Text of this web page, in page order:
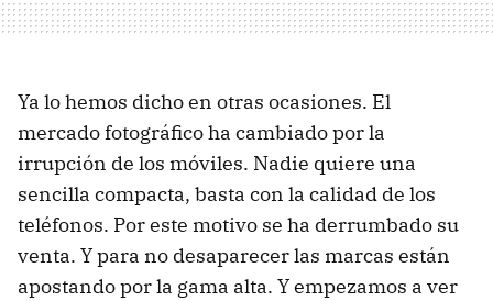
Ya lo hemos dicho en otras ocasiones. El
mercado fotográfico ha cambiado por la
irrupción de los móviles. Nadie quiere una
sencilla compacta, basta con la calidad de los
teléfonos. Por este motivo se ha derrumbado su
venta. Y para no desaparecer las marcas están
apostando por la gama alta. Y empezamos a ver